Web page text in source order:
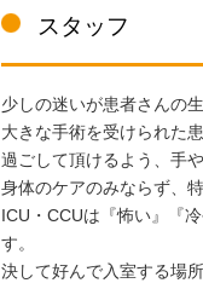
スタッフ
少しの迷いが患者さんの
大きな手術を受けられた
過ごして頂けるよう、手
身体のケアのみならず、
ICU・CCUは『怖い』『
す。
決して好んで入室する場